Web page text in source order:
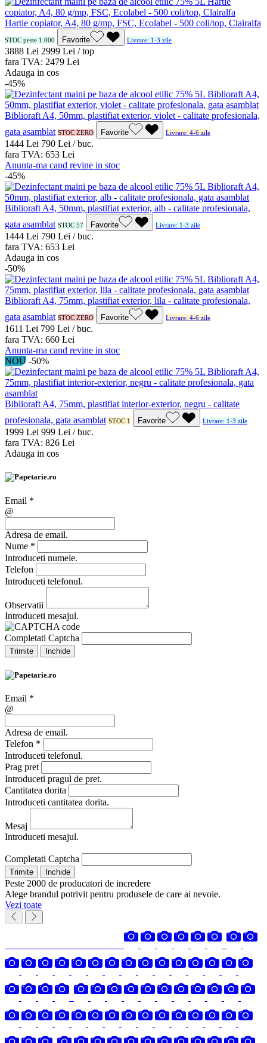
Hartie copiator, A4, 80 g/mp, FSC, Ecolabel - 500 coli/top, Clairalfa
STOC peste 1.000 Favorite Livrare: 1-3 zile
3888 Lei 2999 Lei / top
fara TVA: 2479 Lei
Adauga in cos
-45%
Biblioraft A4, 50mm, plastifiat exterior, violet - calitate profesionala,
gata asamblat STOC ZERO Favorite Livrare: 4-6 zile
1444 Lei 790 Lei / buc.
fara TVA: 653 Lei
Anunta-ma cand revine in stoc
-45%
Biblioraft A4, 50mm, plastifiat exterior, alb - calitate profesionala,
gata asamblat STOC 57 Favorite Livrare: 1-3 zile
1444 Lei 790 Lei / buc.
fara TVA: 653 Lei
Adauga in cos
-50%
Biblioraft A4, 75mm, plastifiat exterior, lila - calitate profesionala,
gata asamblat STOC ZERO Favorite Livrare: 4-6 zile
1611 Lei 799 Lei / buc.
fara TVA: 660 Lei
Anunta-ma cand revine in stoc
NOU -50%
Biblioraft A4, 75mm, plastifiat interior-exterior, negru - calitate
profesionala, gata asamblat STOC 1 Favorite Livrare: 1-3 zile
1999 Lei 999 Lei / buc.
fara TVA: 826 Lei
Adauga in cos
Email *
@
Adresa de email.
Nume *
Introduceti numele.
Telefon
Introduceti telefonul.
Observatii
Introduceti mesajul.
Completati Captcha
Trimite Inchide
Email *
@
Adresa de email.
Telefon *
Introduceti telefonul.
Prag pret
Introduceti pragul de pret.
Cantitatea dorita
Introduceti cantitatea dorita.
Mesaj
Introduceti mesajul.
Completati Captcha
Trimite Inchide
Peste 2000 de producatori de incredere
Alege brandul potrivit pentru produsele de care ai nevoie.
Vezi toate